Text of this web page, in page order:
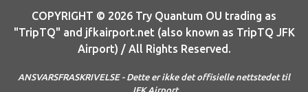
COPYRIGHT © 2026 Try Quantum OU trading as
"TripTQ" and jfkairport.net (also known as TripTQ JFK
Airport) / All Rights Reserved.
ANSVARSFRASKRIVELSE - Dette er ikke det offisielle nettstedet til
JFK Airport